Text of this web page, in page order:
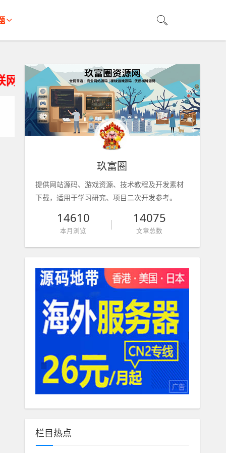
用户学习研究、请获得资源24小时内
玖富圈
提供网站源码、游戏资源、技术教程及开发素材
下载，适用于学习研究、项目二次开发参考。
14610
本月浏览
14075
文章总数
栏目热点